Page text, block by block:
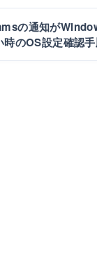
の通知が
時のOS設定確認